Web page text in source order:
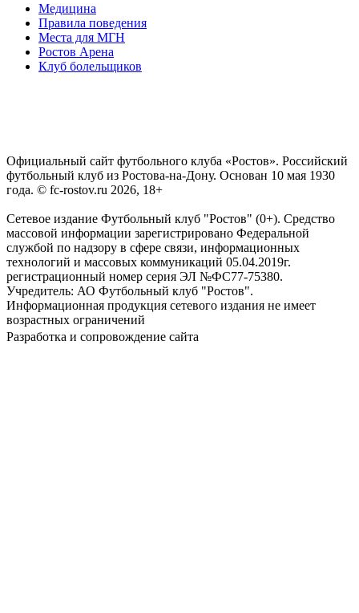
Медицина
Правила поведения
Места для МГН
Ростов Арена
Клуб болельщиков
Официальный сайт футбольного клуба «Ростов». Российский
футбольный клуб из Ростова-на-Дону. Основан 10 мая 1930
года. © fc-rostov.ru 2026, 18+
Сетевое издание Футбольный клуб "Ростов" (0+). Средство
массовой информации зарегистрировано Федеральной
службой по надзору в сфере связи, информационных
технологий и массовых коммуникаций 05.04.2019г.
регистрационный номер серия ЭЛ №ФС77-75380.
Учредитель: АО Футбольный клуб "Ростов".
Информационная продукция сетевого издания не имеет
возрастных ограничений
Разработка и сопровождение сайта